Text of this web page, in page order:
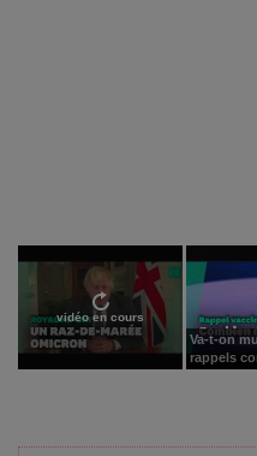
vidéo en cours
Va-t-on
rappels